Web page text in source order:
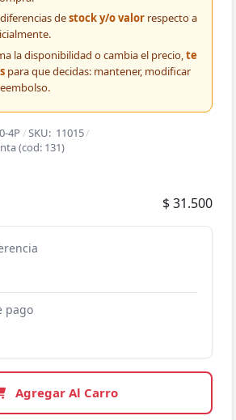
destock y/o valorrespecto a
la disponibilidad o cambia el precio,te
para que decidas: mantener, modificar
4P /SKU: 11015/
(cod: 131)
$ 31.500
pago
Agregar Al Carro